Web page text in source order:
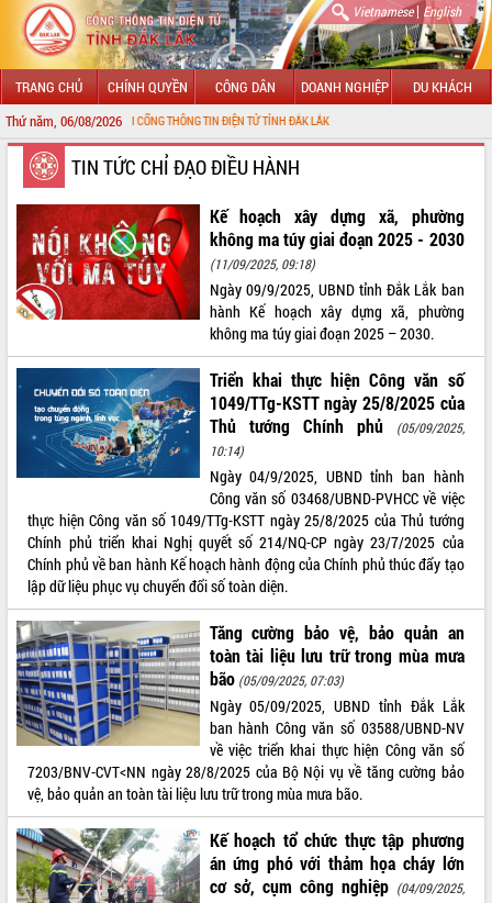
Vietnamese| English
TRANG CHỦ CHÍNH QUYỀN CÔNG DÂN DOANH NGHIỆP DU KHÁCH
Thứ năm, 06/08/2026
VỚI CỔNG THÔNG TIN ĐIỆN TỬ TỈNH ĐẮK LẮK
GIỚI THIỆU
LÃNH ĐẠO UBND TỈNH
TIN TỨC SỰ KIỆN
SỞ, BAN, NGÀNH
THÔNG TIN CHỈ ĐẠO ĐIỀU HÀNH
HỆ THỐNG VĂN BẢN
VĂN BẢN HĐND TỈNH
ĐIỂM TIN VĂN BẢN
QUY HOẠCH - KẾ HOẠCH
TIN TỨC CHỈ ĐẠO ĐIỀU HÀNH
Kế hoạch xây dựng xã, phường
không ma túy giai đoạn 2025 - 2030
(11/09/2025, 09:18)
Ngày 09/9/2025, UBND tỉnh Đắk Lắk ban
hành Kế hoạch xây dựng xã, phường
không ma túy giai đoạn 2025 – 2030.
Triển khai thực hiện Công văn số
1049/TTg-KSTT ngày 25/8/2025 của
Thủ tướng Chính phủ
(05/09/2025,
10:14)
Ngày 04/9/2025, UBND tỉnh ban hành
Công văn số 03468/UBND-PVHCC về việc
thực hiện Công văn số 1049/TTg-KSTT ngày 25/8/2025 của Thủ tướng
Chính phủ triển khai Nghị quyết số 214/NQ-CP ngày 23/7/2025 của
Chính phủ về ban hành Kế hoạch hành động của Chính phủ thúc đẩy tạo
lập dữ liệu phục vụ chuyển đổi số toàn diện.
Tăng cường bảo vệ, bảo quản an
toàn tài liệu lưu trữ trong mùa mưa
bão (05/09/2025, 07:03)
Ngày 05/09/2025, UBND tỉnh Đắk Lắk
ban hành Công văn số 03588/UBND-NV
về việc triển khai thực hiện Công văn số
7203/BNV-CVT<NN ngày 28/8/2025 của Bộ Nội vụ về tăng cường bảo
vệ, bảo quản an toàn tài liệu lưu trữ trong mùa mưa bão.
Kế hoạch tổ chức thực tập phương
án ứng phó với thảm họa cháy lớn
cơ sở, cụm công nghiệp (04/09/2025,